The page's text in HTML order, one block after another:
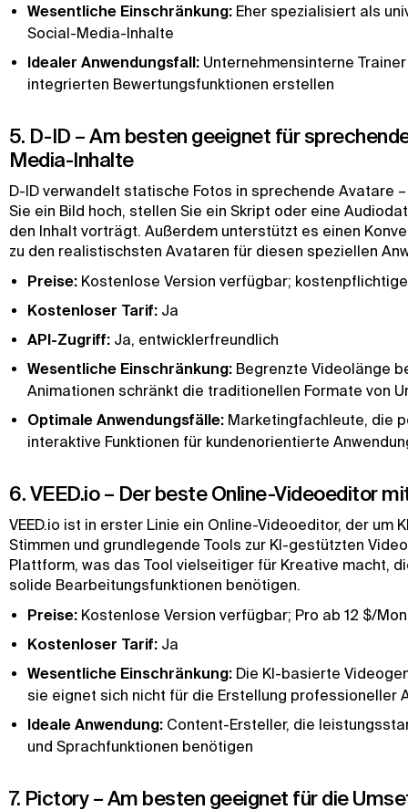
Wesentliche Einschränkung: Eher spezialisiert als
Social-Media-Inhalte
Idealer Anwendungsfall: Unternehmensinterne
integrierten Bewertungsfunktionen erstellen
5. D-ID – Am besten geeignet für
Media-Inhalte
D-ID verwandelt statische Fotos in sprechende Avatare
Sie ein Bild hoch, stellen Sie ein Skript oder eine
den Inhalt vorträgt. Außerdem unterstützt es einen
zu den realistischsten Avataren für diesen speziellen
Preise: Kostenlose Version verfügbar;
Kostenloser Tarif: Ja
API-Zugriff: Ja, entwicklerfreundlich
Wesentliche Einschränkung: Begrenzte Videolänge
Animationen schränkt die traditionellen Formate von
Optimale Anwendungsfälle: Marketingfachleute, die
interaktive Funktionen für kundenorientierte
6. VEED.io – Der beste Online-Videoeditor
VEED.io ist in erster Linie ein Online-Videoeditor, der
Stimmen und grundlegende Tools zur KI-gestützten
Plattform, was das Tool vielseitiger für Kreative macht,
solide Bearbeitungsfunktionen benötigen.
Preise: Kostenlose Version verfügbar; Pro ab 12 $/
Kostenloser Tarif: Ja
Wesentliche Einschränkung: Die KI-basierte
sie eignet sich nicht für die Erstellung professioneller
Ideale Anwendung: Content-Ersteller, die
und Sprachfunktionen benötigen
7. Pictory – Am besten geeignet für die